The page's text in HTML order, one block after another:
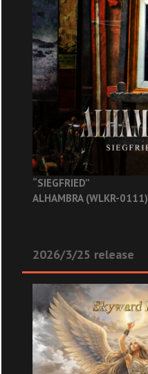
“SIEGFRIED”
ALHAMBRA (WLKR-0111)
2026/3/25 release